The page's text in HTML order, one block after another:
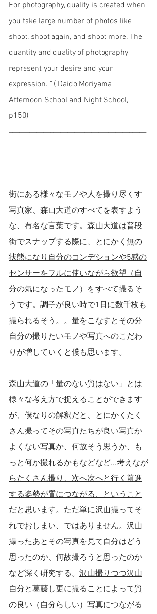
For photography, quality is created when
you take large number of photos like
shoot, shoot again, and shoot more. The
quantity and quality of photography
represent your desire and your
expression. " ( Daido Moriyama
Afternoon School and Night School,
p150)
________________________________________
________________________________________
________
街にある様々なモノや人を撮り尽くす
写真家、森山大道のすべてを表すよう
な、有名な言葉です。森山大道は普段
街でスナップする際に、とにかく 無の
状態になり自分のコンデションや5感の
センサーをフルに使いながら欲望（自
分の気になったモノ）をすべて撮るそ
うです。調子が良い時で1日に数千枚も
撮られるそう。。量をこなすとその分
自分の撮りたいモノや写真へのこだわ
りが増していくと僕も思います。
森山大道の「量のない質はない」とは
様々な考え方で捉えることができます
が、僕なりの解釈だと、とにかくたく
さん撮ってその写真たちが良い写真か
よくない写真か、何故そう思うか、も
っと何か撮れるかもなどなど...考えなが
らたくさん撮り、次へ次へと行く前進
する姿勢が質につながる、ということ
だと思います。ただ単に沢山撮ってそ
れでおしまい、ではありません。沢山
撮ったあとその写真を見て自分はどう
思ったのか、何故撮ろうと思ったのか
など深く研究する。 沢山撮りつつ沢山
自分と葛藤し更に撮ることによって質
の良い（自分らしい）写真につながる